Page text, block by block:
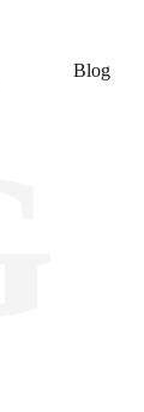
Blog